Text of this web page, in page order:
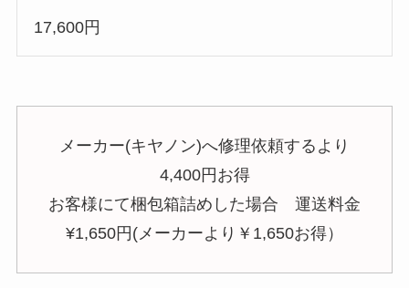
17,600円
メーカー(キヤノン)へ修理依頼するより
4,400円お得
お客様にて梱包箱詰めした場合 運送料金
¥1,650円(メーカーより￥1,650お得）